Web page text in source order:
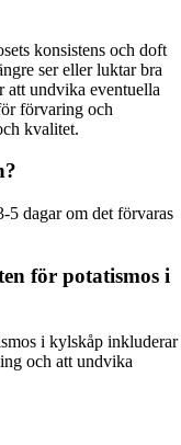
konsistens och doft
ser eller luktar bra
att undvika eventuella
förvaring och
kvalitet.
dagar om det förvaras
för potatismos i
i kylskåp inkluderar
och att undvika